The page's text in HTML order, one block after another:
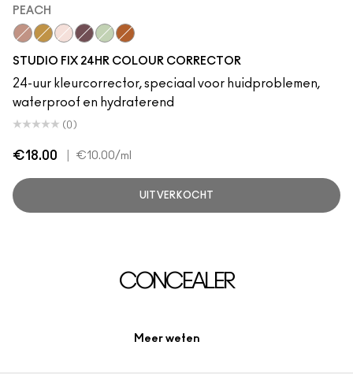
PEACH
STUDIO FIX 24HR COLOUR CORRECTOR
24-uur kleurcorrector, speciaal voor huidproblemen,
waterproof en hydraterend
(0)
€18.00 €10.00/ml
UITVERKOCHT
CONCEALER
Meer weten